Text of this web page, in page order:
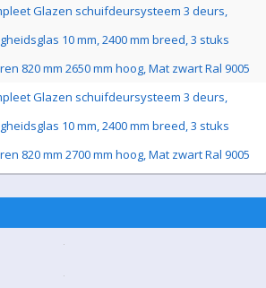
Glazen schuifdeursysteem 3 deurs,
10 mm, 2400 mm breed, 3 stuks
820 mm 2650 mm hoog, Mat zwart Ral 9005
Glazen schuifdeursysteem 3 deurs,
10 mm, 2400 mm breed, 3 stuks
820 mm 2700 mm hoog, Mat zwart Ral 9005